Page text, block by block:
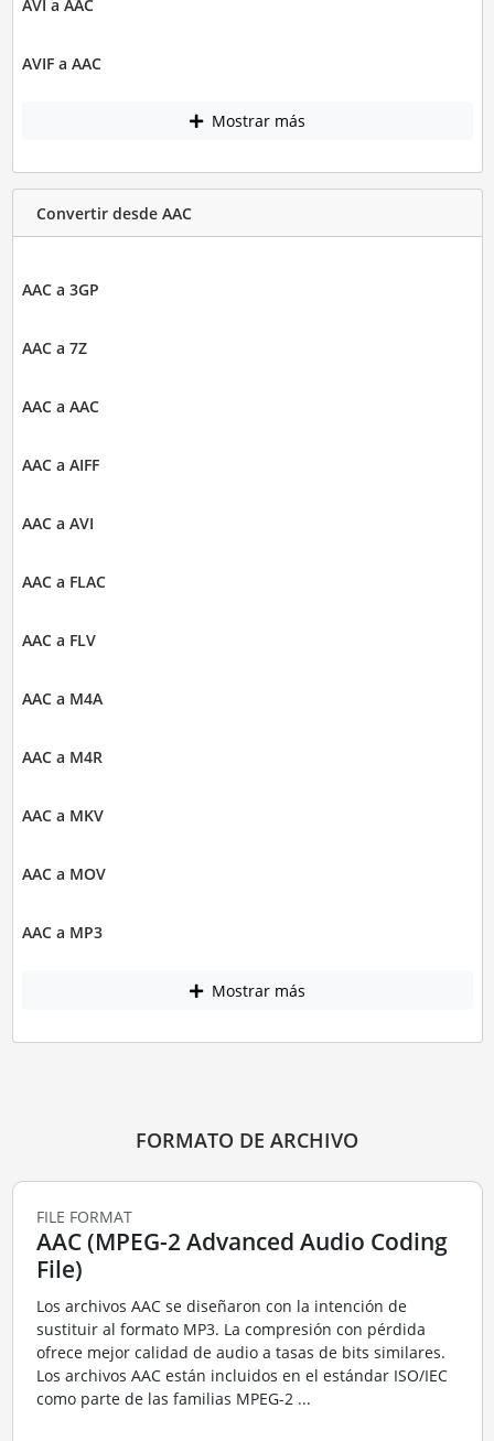
AVI a AAC
AVIF a AAC
Mostrar más
Convertir desde AAC
AAC a 3GP
AAC a 7Z
AAC a AAC
AAC a AIFF
AAC a AVI
AAC a FLAC
AAC a FLV
AAC a M4A
AAC a M4R
AAC a MKV
AAC a MOV
AAC a MP3
Mostrar más
FORMATO DE ARCHIVO
FILE FORMAT
AAC (MPEG-2 Advanced Audio Coding
File)
Los archivos AAC se diseñaron con la intención de
sustituir al formato MP3. La compresión con pérdida
ofrece mejor calidad de audio a tasas de bits similares.
Los archivos AAC están incluidos en el estándar ISO/IEC
como parte de las familias MPEG-2 ...